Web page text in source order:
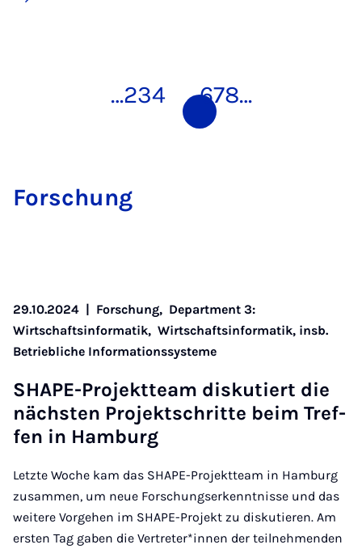
…234 5 678…
For­schung
29.10.2024 | Forschung, Department 3:
Wirtschaftsinformatik, Wirtschaftsinformatik, insb.
Betriebliche Informationssysteme
SHA­PE-Pro­jekt­team dis­ku­tiert die
nächs­ten Pro­jekt­schrit­te beim Tref­
fen in Ham­burg
Letzte Woche kam das SHAPE-Projektteam in Hamburg
zusammen, um neue Forschungserkenntnisse und das
weitere Vorgehen im SHAPE-Projekt zu diskutieren. Am
ersten Tag gaben die Vertreter*innen der teilnehmenden